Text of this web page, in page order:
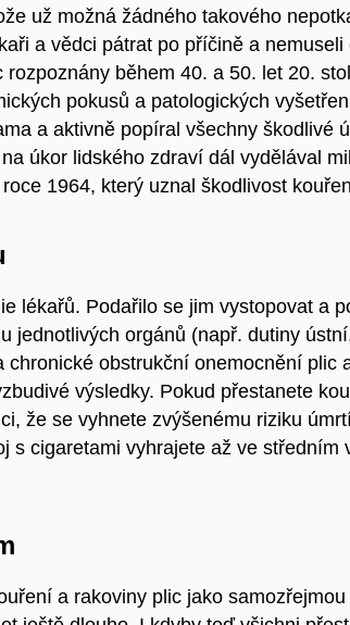
už možná žádného takového
a vědci pátrat po příčině a nemuseli
během 40. a 50. let 20.
pokusů a patologických
a aktivně popíral všechny škodlivé
úkor lidského zdraví dál vydělával
1964, který uznal škodlivost
lékařů. Podařilo se jim vystopovat a
jednotlivých orgánů (např. dutiny
obstrukční onemocnění plic
výsledky. Pokud přestanete
že se vyhnete zvýšenému riziku
s cigaretami vyhrajete až ve středním
a rakoviny plic jako samozřejmou